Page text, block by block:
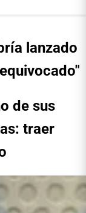
lanzado
de sus
traer